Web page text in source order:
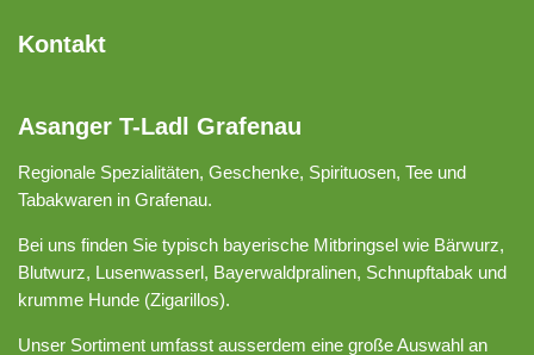
Asanger T-Ladl Grafenau
Regionale Spezialitäten, Geschenke, Spirituosen, Tee und
Tabakwaren in Grafenau.
Bei uns finden Sie typisch bayerische Mitbringsel wie Bärwurz,
Blutwurz, Lusenwasserl, Bayerwaldpralinen, Schnupftabak und
krumme Hunde (Zigarillos).
Unser Sortiment umfasst ausserdem eine große Auswahl an
Kontakt